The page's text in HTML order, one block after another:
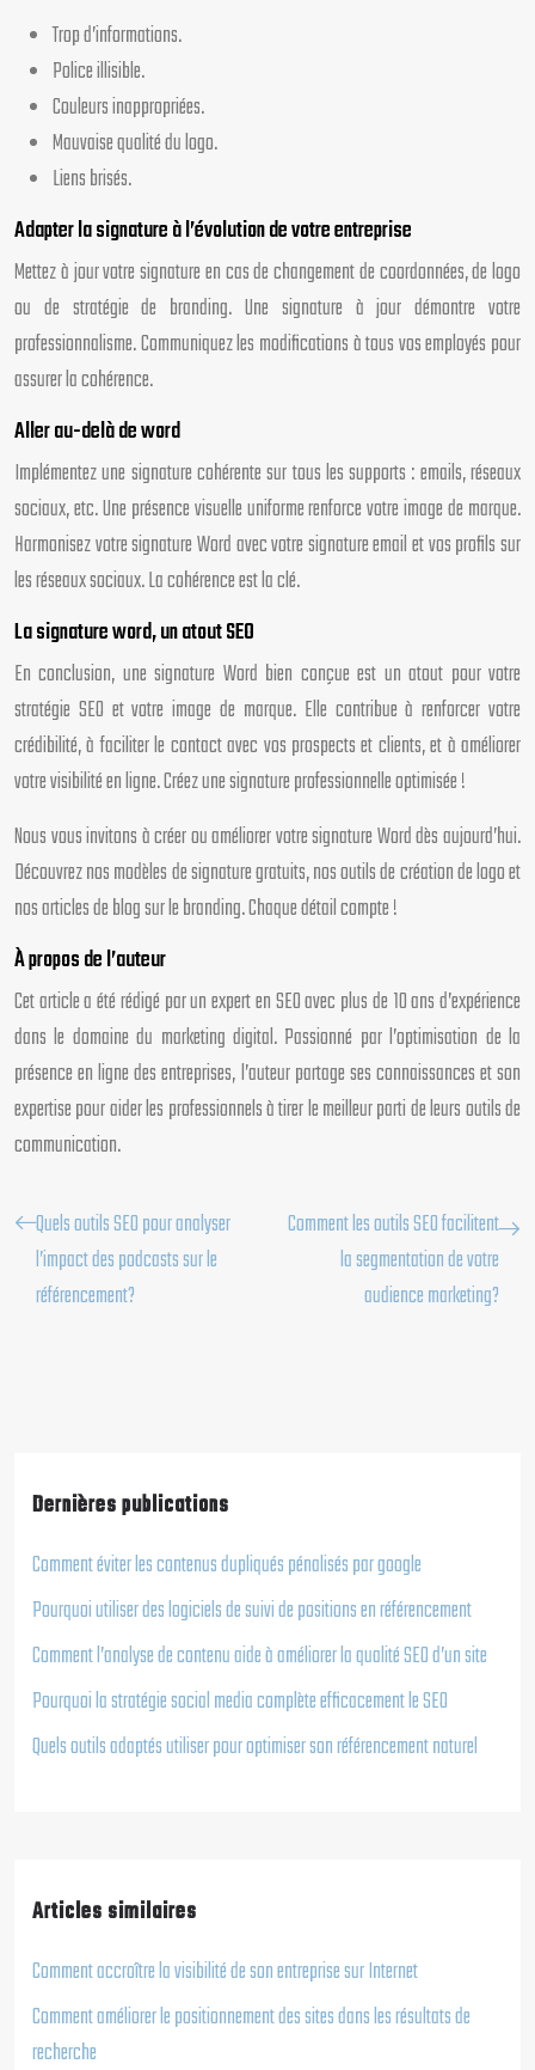
Trop d’informations.
Police illisible.
Couleurs inappropriées.
Mauvaise qualité du logo.
Liens brisés.
Adapter la signature à l’évolution de votre entreprise
Mettez à jour votre signature en cas de changement de coordonnées, de logo
ou de stratégie de branding. Une signature à jour démontre votre
professionnalisme. Communiquez les modifications à tous vos employés pour
assurer la cohérence.
Aller au-delà de word
Implémentez une signature cohérente sur tous les supports : emails, réseaux
sociaux, etc. Une présence visuelle uniforme renforce votre image de marque.
Harmonisez votre signature Word avec votre signature email et vos profils sur
les réseaux sociaux. La cohérence est la clé.
La signature word, un atout SEO
En conclusion, une signature Word bien conçue est un atout pour votre
stratégie SEO et votre image de marque. Elle contribue à renforcer votre
crédibilité, à faciliter le contact avec vos prospects et clients, et à améliorer
votre visibilité en ligne. Créez une signature professionnelle optimisée !
Nous vous invitons à créer ou améliorer votre signature Word dès aujourd’hui.
Découvrez nos modèles de signature gratuits, nos outils de création de logo et
nos articles de blog sur le branding. Chaque détail compte !
À propos de l’auteur
Cet article a été rédigé par un expert en SEO avec plus de 10 ans d’expérience
dans le domaine du marketing digital. Passionné par l’optimisation de la
présence en ligne des entreprises, l’auteur partage ses connaissances et son
expertise pour aider les professionnels à tirer le meilleur parti de leurs outils de
communication.
Quels outils SEO pour analyser
l’impact des podcasts sur le
référencement?
Comment les outils SEO facilitent
la segmentation de votre
audience marketing?
Dernières publications
Comment éviter les contenus dupliqués pénalisés par google
Pourquoi utiliser des logiciels de suivi de positions en référencement
Comment l’analyse de contenu aide à améliorer la qualité SEO d’un site
Pourquoi la stratégie social media complète efficacement le SEO
Quels outils adaptés utiliser pour optimiser son référencement naturel
Articles similaires
Comment accroître la visibilité de son entreprise sur Internet
Comment améliorer le positionnement des sites dans les résultats de
recherche